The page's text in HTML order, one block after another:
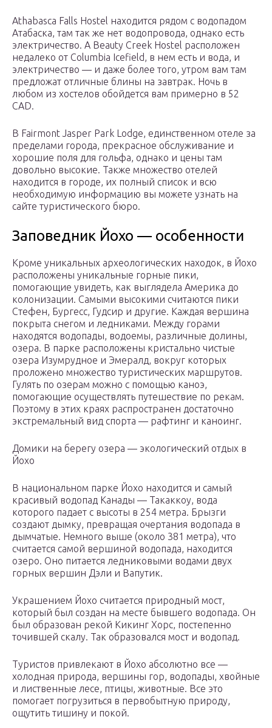
Athabasca Falls Hostel находится рядом с водопадом
Атабаска, там так же нет водопровода, однако есть
электричество. А Beauty Creek Hostel расположен
недалеко от Columbia Icefield, в нем есть и вода, и
электричество — и даже более того, утром вам там
предложат отличные блины на завтрак. Ночь в
любом из хостелов обойдется вам примерно в 52
CAD.
В Fairmont Jasper Park Lodge, единственном отеле за
пределами города, прекрасное обслуживание и
хорошие поля для гольфа, однако и цены там
довольно высокие. Также множество отелей
находится в городе, их полный список и всю
необходимую информацию вы можете узнать на
сайте туристического бюро.
Заповедник Йохо — особенности
Кроме уникальных археологических находок, в Йохо
расположены уникальные горные пики,
помогающие увидеть, как выглядела Америка до
колонизации. Самыми высокими считаются пики
Стефен, Бургесс, Гудсир и другие. Каждая вершина
покрыта снегом и ледниками. Между горами
находятся водопады, водоемы, различные долины,
озера. В парке расположены кристально чистые
озера Изумрудное и Эмералд, вокруг которых
проложено множество туристических маршрутов.
Гулять по озерам можно с помощью каноэ,
помогающие осуществлять путешествие по рекам.
Поэтому в этих краях распространен достаточно
экстремальный вид спорта — рафтинг и каноинг.
Домики на берегу озера — экологический отдых в
Йохо
В национальном парке Йохо находится и самый
красивый водопад Канады — Такаккоу, вода
которого падает с высоты в 254 метра. Брызги
создают дымку, превращая очертания водопада в
дымчатые. Немного выше (около 381 метра), что
считается самой вершиной водопада, находится
озеро. Оно питается ледниковыми водами двух
горных вершин Дэли и Вапутик.
Украшением Йохо считается природный мост,
который был создан на месте бывшего водопада. Он
был образован рекой Кикинг Хорс, постепенно
точившей скалу. Так образовался мост и водопад.
Туристов привлекают в Йохо абсолютно все —
холодная природа, вершины гор, водопады, хвойные
и лиственные лесе, птицы, животные. Все это
помогает погрузиться в первобытную природу,
ощутить тишину и покой.